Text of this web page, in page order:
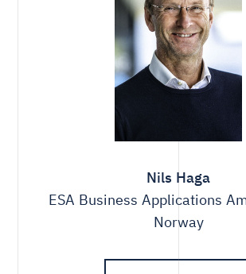
Nils Haga
ESA Business Applications
Norway